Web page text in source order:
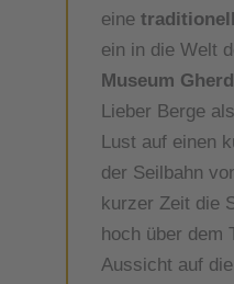
eine
ein in die Welt
Museum
Lieber Berge
Lust auf einen
der Seilbahn
kurzer Zeit die
hoch über dem
Aussicht auf